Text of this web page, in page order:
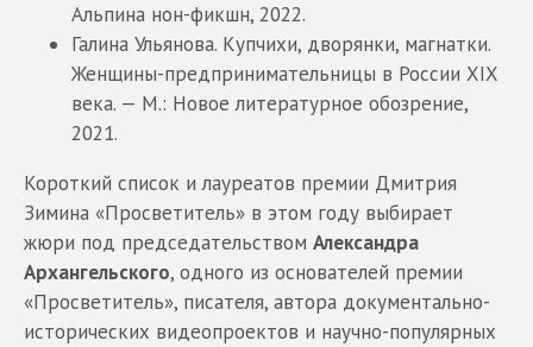
Альпина нон-фикшн, 2022.
Галина Ульянова. Купчихи, дворянки, магнатки.
Женщины-предпринимательницы в России XIX
века. — М.: Новое литературное обозрение,
2021.
Короткий список и лауреатов премии Дмитрия
Зимина «Просветитель» в этом году выбирает
жюри под председательством Александра
Архангельского, одного из основателей премии
«Просветитель», писателя, автора документально-
исторических видеопроектов и научно-популярных